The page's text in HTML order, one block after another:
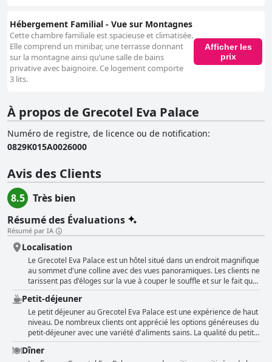
Hébergement Familial - Vue sur Montagnes
Cette chambre familiale est spacieuse et climatisée.
Elle comprend un minibar, une terrasse donnant
sur la montagne ainsi qu’une salle de bains
privative avec baignoire. Ce logement comporte
3 lits.
Afficher les
prix
À propos de Grecotel Eva Palace
Numéro de registre, de licence ou de notification:
0829Κ015Α0026000
Avis des Clients
8.5
Très bien
Résumé des Évaluations
Résumé par IA
Localisation
Le Grecotel Eva Palace est un hôtel situé dans un endroit magnifique
au sommet d'une colline avec des vues panoramiques. Les clients ne
tarissent pas d'éloges sur la vue à couper le souffle et sur le fait que
l'hôtel est situé au bord de la mer. L'hôtel est bien situé, avec des
restaurants à proximité et une promenade en bateau depuis la
vieille ville de Corfou. Les vols depuis le Royaume-Uni ne sont pas
trop loin, ce qui rend l'hôtel facilement accessible. Les collines
environnantes ajoutent au charme et à la beauté de l'hôtel. Si
certains clients ont trouvé la situation isolée et difficile d'accès pour
les personnes handicapées ou âgées, la plupart d'entre eux ont
Petit-déjeuner
Le petit déjeuner au Grecotel Eva Palace est une expérience de haut
niveau. De nombreux clients ont apprécié les options généreuses du
petit-déjeuner avec une variété d'aliments sains. La qualité du petit-
déjeuner et du dîner correspond au prix. Le petit déjeuner était très
riche, ce qui en fait un excellent début de journée. Cependant,
Dîner